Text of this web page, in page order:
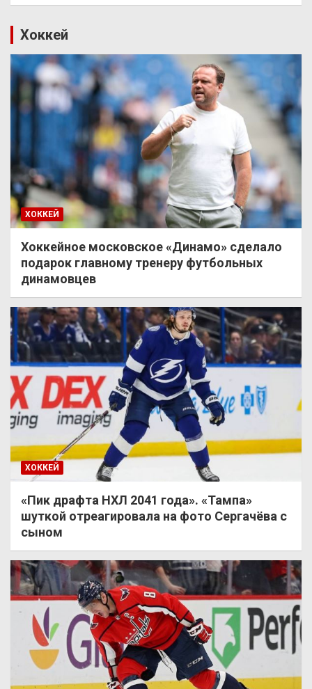
Хоккей
ХОККЕЙ
Хоккейное московское «Динамо» сделало
подарок главному тренеру футбольных
динамовцев
ХОККЕЙ
«Пик драфта НХЛ 2041 года». «Тампа»
шуткой отреагировала на фото Сергачёва с
сыном